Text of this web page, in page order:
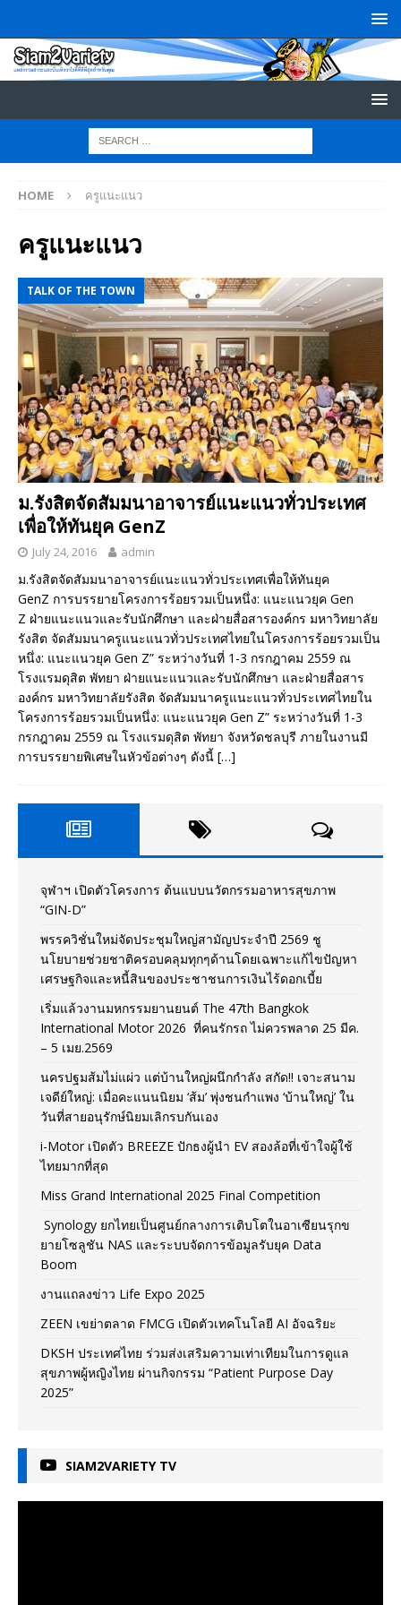
HOME ครูแนะแนว
ครูแนะแนว
TALK OF THE TOWN
ม.รังสิตจัดสัมมนาอาจารย์แนะแนวทั่วประเทศ
เพื่อให้ทันยุค GenZ
July 24, 2016 admin
ม.รังสิตจัดสัมมนาอาจารย์แนะแนวทั่วประเทศเพื่อให้ทันยุค
GenZ การบรรยายโครงการร้อยรวมเป็นหนึ่ง: แนะแนวยุค Gen
Z ฝ่ายแนะแนวและรับนักศึกษา และฝ่ายสื่อสารองค์กร มหาวิทยาลัย
รังสิต จัดสัมมนาครูแนะแนวทั่วประเทศไทยในโครงการร้อยรวมเป็น
หนึ่ง: แนะแนวยุค Gen Z” ระหว่างวันที่ 1-3 กรกฎาคม 2559 ณ
โรงแรมดุสิต พัทยา ฝ่ายแนะแนวและรับนักศึกษา และฝ่ายสื่อสาร
องค์กร มหาวิทยาลัยรังสิต จัดสัมมนาครูแนะแนวทั่วประเทศไทยใน
โครงการร้อยรวมเป็นหนึ่ง: แนะแนวยุค Gen Z” ระหว่างวันที่ 1-3
กรกฎาคม 2559 ณ โรงแรมดุสิต พัทยา จังหวัดชลบุรี ภายในงานมี
การบรรยายพิเศษในหัวข้อต่างๆ ดังนี้ […]
จุฬาฯ เปิดตัวโครงการ ต้นแบบนวัตกรรมอาหารสุขภาพ
“GIN-D”
พรรควิชั่นใหม่จัดประชุมใหญ่สามัญประจำปี 2569 ชู
นโยบายช่วยชาติครอบคลุมทุกๆด้านโดยเฉพาะแก้ไขปัญหา
เศรษฐกิจและหนี้สินของประชาชนการเงินไร้ดอกเบี้ย
เริ่มแล้วงานมหกรรมยานยนต์ The 47th Bangkok
International Motor 2026 ที่คนรักรถ ไม่ควรพลาด 25 มีค.
– 5 เมย.2569
นครปฐมส้มไม่แผ่ว แต่บ้านใหญ่ผนึกกำลัง สกัด!! เจาะสนาม
เจดีย์ใหญ่: เมื่อคะแนนนิยม ‘ส้ม’ พุ่งชนกำแพง ‘บ้านใหญ่’ ใน
วันที่สายอนุรักษ์นิยมเลิกรบกันเอง
i-Motor เปิดตัว BREEZE ปักธงผู้นำ EV สองล้อที่เข้าใจผู้ใช้
ไทยมากที่สุด
Miss Grand International 2025 Final Competition
Synology ยกไทยเป็นศูนย์กลางการเติบโตในอาเซียนรุกข
ยายโซลูชัน NAS และระบบจัดการข้อมูลรับยุค Data
Boom
งานแถลงข่าว Life Expo 2025
ZEEN เขย่าตลาด FMCG เปิดตัวเทคโนโลยี AI อัจฉริยะ
DKSH ประเทศไทย ร่วมส่งเสริมความเท่าเทียมในการดูแล
สุขภาพผู้หญิงไทย ผ่านกิจกรรม “Patient Purpose Day
2025”
SIAM2VARIETY TV